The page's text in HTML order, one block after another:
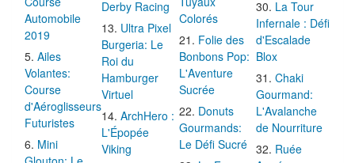
Automobile
2019
Ailes
Volantes:
Course
d'Aéroglisseurs
Futuristes
Mini
Derby Racing
Ultra Pixel
Burgeria: Le
Roi du
Hamburger
Virtuel
ArchHero :
L'Épopée
Viking
Colorés
Folie des
Bonbons Pop:
L'Aventure
Sucrée
Donuts
Gourmands:
Le Défi Sucré
La Tour
Infernale : Défi
d'Escalade
Blox
Chaki
Gourmand:
L'Avalanche
de Nourriture
Ruée